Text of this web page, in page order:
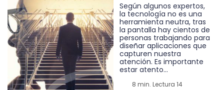
Según algunos expertos,
la tecnología no es una
herramienta neutra, tras
la pantalla hay cientos de
personas trabajando para
diseñar aplicaciones que
capturen nuestra
atención. Es importante
estar atento...
8 min. Lectura 14